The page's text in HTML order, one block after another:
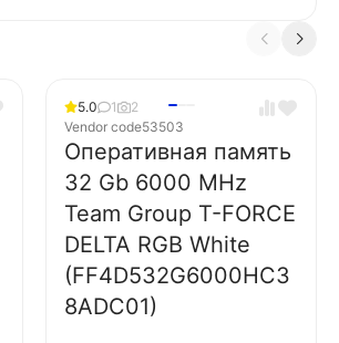
5.0 1
2
Vendor code53503
Оперативная память
32 Gb 6000 MHz
Team Group T-FORCE
DELTA RGB White
(FF4D532G6000HC3
8ADC01)